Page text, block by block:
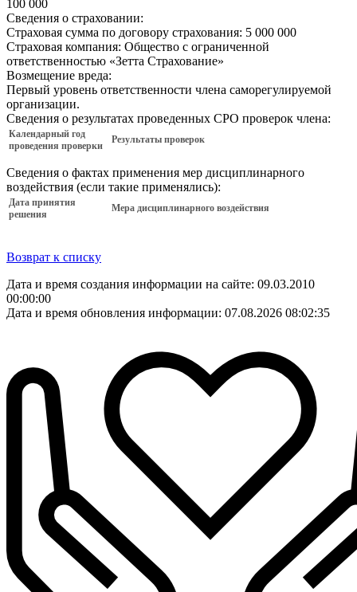
100 000
Сведения о страховании:
Страховая сумма по договору страхования: 5 000 000
Страховая компания: Общество с ограниченной
ответственностью «Зетта Страхование»
Возмещение вреда:
Первый уровень ответственности члена саморегулируемой
организации.
Сведения о результатах проведенных СРО проверок члена:
Календарный год
проведения проверки
Результаты проверок
Сведения о фактах применения мер дисциплинарного
воздействия (если такие применялись):
Дата принятия
решения
Мера дисциплинарного воздействия
Возврат к списку
Дата и время создания информации на сайте: 09.03.2010
00:00:00
Дата и время обновления информации: 07.08.2026 08:02:35